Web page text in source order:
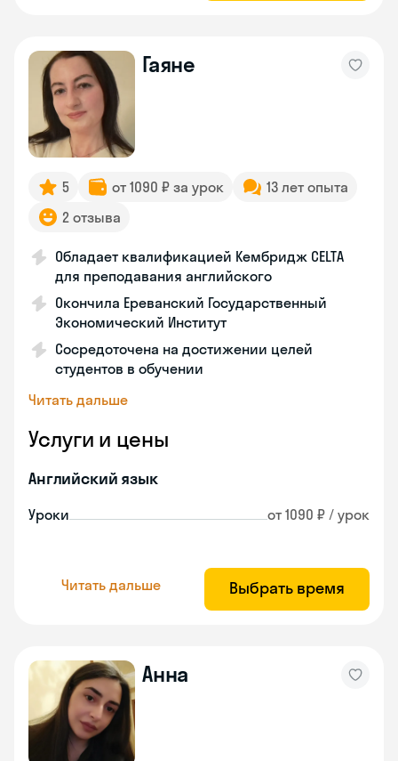
Гаяне
5 от 1090 ₽ за урок
13 лет опыта
2 отзыва
Обладает квалификацией Кембридж CELTA
для преподавания английского
Окончила Ереванский Государственный
Экономический Институт
Сосредоточена на достижении целей
студентов в обучении
Читать дальше
Услуги и цены
Английский язык
Уроки от 1090 ₽ / урок
Читать дальше Выбрать время
Анна